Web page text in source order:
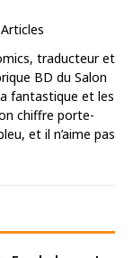
traducteur et
BD du Salon
fantastique et les
chiffre porte-
et il n’aime pas